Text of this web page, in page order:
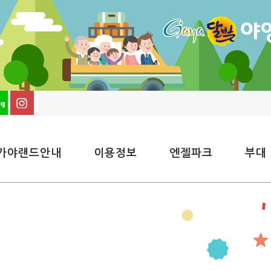
야랜드안내 이용정보 엔젤파크 부대